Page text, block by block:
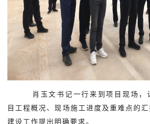
肖玉文书记一行来到项目现场，
目工程概况、现场施工进度及重难点的
建设工作提出明确要求。